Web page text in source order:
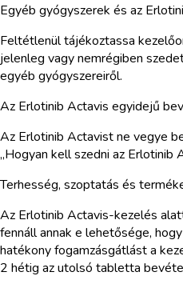
Egyéb gyógyszerek és az
Feltétlenül tájékoztassa
jelenleg vagy nemrégiben
egyéb gyógyszereiről.
Az Erlotinib Actavis egyidejű
Az Erlotinib Actavist ne vegye
„Hogyan kell szedni az Erlotinib
Terhesség, szoptatás és
Az Erlotinib Actavis-kezelés
fennáll annak e lehetősége,
hatékony fogamzásgátlást a
2 hétig az utolsó tabletta